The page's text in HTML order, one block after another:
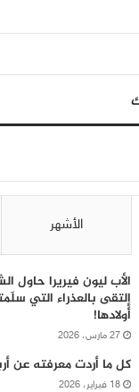
الأشهر
الأب ليون فيريرا حاول
إلتقى بالعذراء التي
أولادها!
27 مارس، 2026
كل ما أردت معرفته عن
18 فبراير، 2026